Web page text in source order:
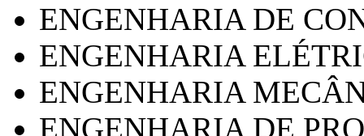
ENGENHARIA DE
ENGENHARIA
ENGENHARIA
ENGENHARIA DE